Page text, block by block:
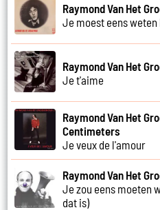
Raymond Van Het
Je moest eens
Raymond Van Het
Je t'aime
Raymond Van Het
Centimeters
Je veux de l'amour
Raymond Van Het
Je zou eens moeten
dat is)